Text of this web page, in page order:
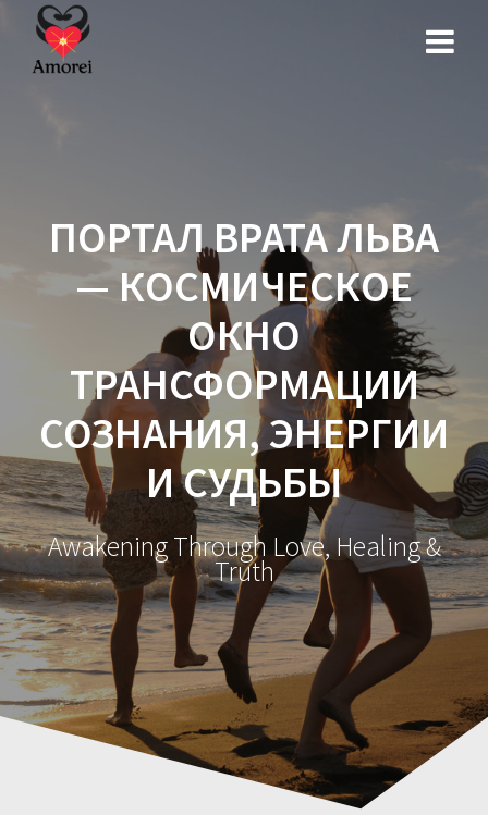
ПОРТАЛ ВРАТА ЛЬВА
— КОСМИЧЕСКОЕ
ОКНО
ТРАНСФОРМАЦИИ
СОЗНАНИЯ, ЭНЕРГИИ
И СУДЬБЫ
Awakening Through Love, Healing &
Truth